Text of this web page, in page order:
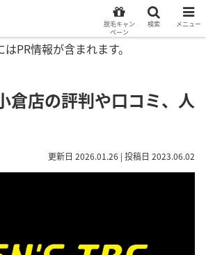
PR情報が含まれます。
倉店の評判や口コミ、人
更新日 2026.01.26 | 投稿日 2023.06.02
脱毛キャン
ペーン
検索 メニュー